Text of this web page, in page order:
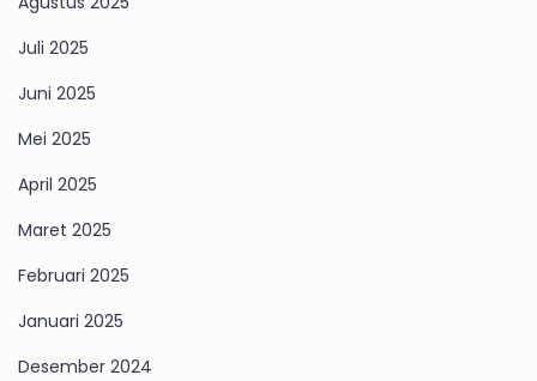
Juli 2025
Juni 2025
Mei 2025
April 2025
Maret 2025
Februari 2025
Januari 2025
Desember 2024